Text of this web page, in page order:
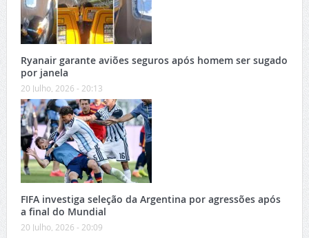
Ryanair garante aviões seguros após homem ser sugado
por janela
20 Julho, 2026 - 20:13
FIFA investiga seleção da Argentina por agressões após
a final do Mundial
20 Julho, 2026 - 20:09